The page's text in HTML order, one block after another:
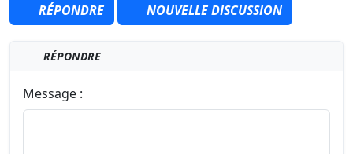
RÉPONDRE NOUVELLE DISCUSSION
RÉPONDRE
Message :